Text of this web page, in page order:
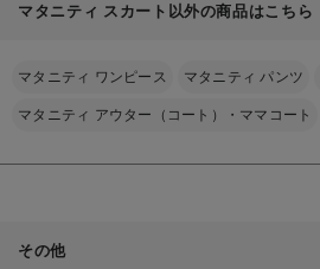
マタニティ スカート以外の商品はこちら
マタニティ ワンピース マタニティ パンツ
マタニティ アウター（コート）・ママコート
その他